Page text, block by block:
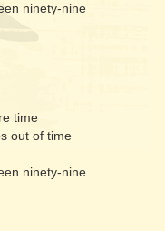
ninety-nine
time
out of time
ninety-nine